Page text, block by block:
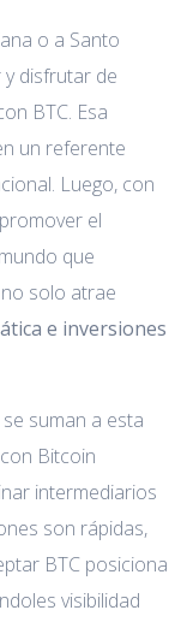
o a Santo
disfrutar de
BTC. Esa
un referente
Luego, con
el
que
solo atrae
e inversiones
suman a esta
Bitcoin
intermediarios
son rápidas,
BTC posiciona
visibilidad